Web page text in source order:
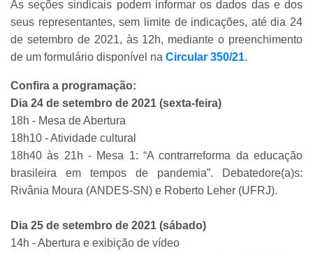
As seções sindicais podem informar os dados das e dos
seus representantes, sem limite de indicações, até dia 24
de setembro de 2021, às 12h, mediante o preenchimento
de um formulário disponível na Circular 350/21.
Confira a programação:
Dia 24 de setembro de 2021 (sexta-feira)
18h - Mesa de Abertura
18h10 - Atividade cultural
18h40 às 21h - Mesa 1: “A contrarreforma da educação
brasileira em tempos de pandemia”. Debatedore(a)s:
Rivânia Moura (ANDES-SN) e Roberto Leher (UFRJ).
Dia 25 de setembro de 2021 (sábado)
14h - Abertura e exibição de vídeo